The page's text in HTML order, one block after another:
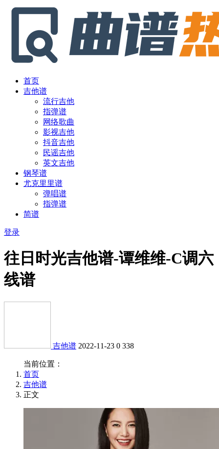
首页
吉他谱
流行吉他
指弹谱
网络歌曲
影视吉他
抖音吉他
民谣吉他
英文吉他
钢琴谱
尤克里里谱
弹唱谱
指弹谱
简谱
登录
往日时光吉他谱-谭维维-C调六
线谱
吉他谱 2022-11-23 0 338
当前位置：
首页
吉他谱
正文